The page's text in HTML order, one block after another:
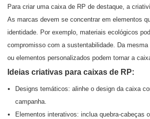
Para criar uma caixa de RP de destaque, a
As marcas devem se concentrar em elementos
identidade. Por exemplo, materiais ecológicos
compromisso com a sustentabilidade. Da
ou elementos personalizados podem tornar a
Ideias criativas para caixas de RP:
Designs temáticos: alinhe o design da caixa
campanha.
Elementos interativos: inclua quebra-cabeças